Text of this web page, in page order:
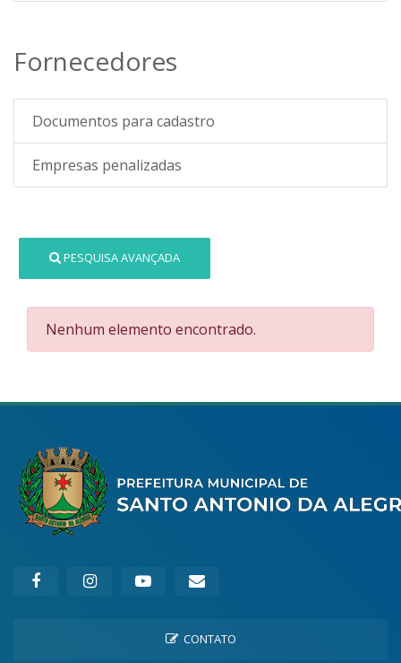
Fornecedores
Documentos para cadastro
Empresas penalizadas
PESQUISA AVANÇADA
Nenhum elemento encontrado.
CONTATO